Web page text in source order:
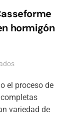
hormigón
el proceso de
variedad de